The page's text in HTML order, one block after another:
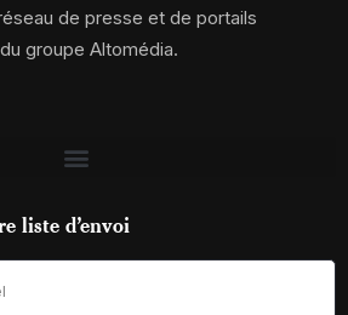
de presse et de portails
groupe Altomédia.
liste d’envoi